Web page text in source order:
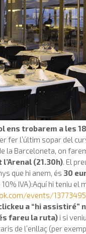
ens trobarem a les
fer l’últim sopar del
la Barceloneta, on
(21.30h). El
que hi anem, és 30
IVA):Aquí hi teniu el
events/
clickeu a “hi assistiré”
fareu la ruta) i si
de l’enllaç (per